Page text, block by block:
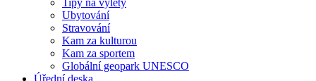
Tipy na výlety
Ubytování
Stravování
Kam za kulturou
Kam za sportem
Globální geopark UNESCO
Úřední deska